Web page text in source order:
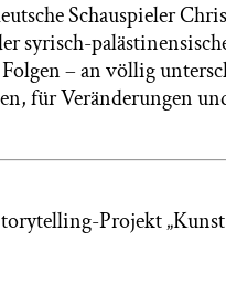
Schauspieler
syrisch-
– an völlig
für Veränderungen
Projekt